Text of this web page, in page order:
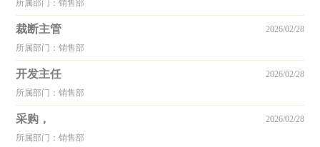
所属部门：销售部
裁断主管
所属部门：销售部
2026/02/28
开发主任
所属部门：销售部
2026/02/28
采购，
所属部门：销售部
2026/02/28